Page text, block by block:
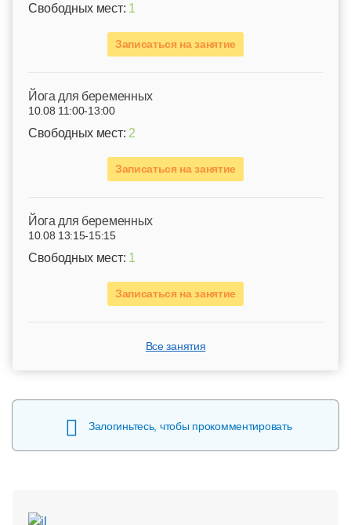
Свободных мест: 1
Записаться на занятие
Йога для беременных
10.08 11:00-13:00
Свободных мест: 2
Записаться на занятие
Йога для беременных
10.08 13:15-15:15
Свободных мест: 1
Записаться на занятие
Все занятия
Залогиньтесь, чтобы прокомментировать